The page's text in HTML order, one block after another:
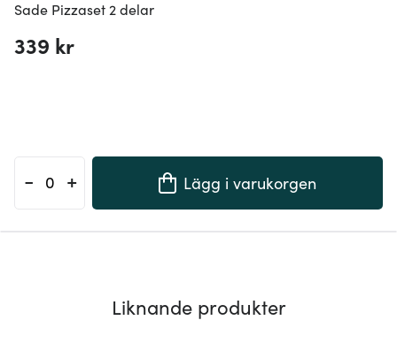
Sade Pizzaset 2 delar
339 kr
- + Lägg i varukorgen
Liknande produkter